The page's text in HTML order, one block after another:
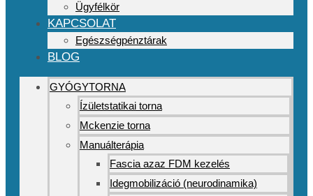
Ügyfélkör
KAPCSOLAT
Egészségpénztárak
BLOG
GYÓGYTORNA
Ízületstatikai torna
Mckenzie torna
Manuálterápia
Fascia azaz FDM kezelés
Idegmobilizáció (neurodinamika)